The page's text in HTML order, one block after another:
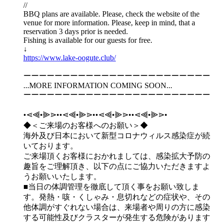
//
BBQ plans are available. Please, check the website of the
venue for more information. Please, keep in mind, that a
reservation 3 days prior is needed.
Fishing is available for our guests for free.
↓
https://www.lake-oogute.club/
ーーーーーーーーーーーーーーーーーーーーーーーー
...MORE INFORMATION COMING SOON...
ーーーーーーーーーーーーーーーーーーーーーーーー
•⋖⫷•⫸⋗••⋖⫷•⫸⋗••⋖⫷•⫸⋗••⋖⫷•⫸⋗•
◆＜ご来場のお客様へのお願い＞◆
海外及び日本において新型コロナウィルス感染症が続
いております。
ご来場頂くお客様におかれましては、感染拡大予防の
趣旨をご理解頂き、以下の点にご協力いただきますよ
うお願いいたします。
■当日の体調管理を徹底して頂く事をお願い致しま
す。発熱・咳・くしゃみ・息切れなどの症状や、その
他体調がすぐれない場合は、来場者や周りの方に感染
する可能性及びクラスターが発生する危険があります